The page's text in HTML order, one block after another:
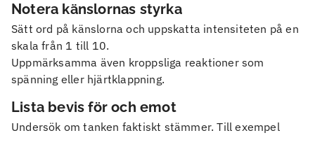
Notera känslornas styrka
Sätt ord på känslorna och uppskatta intensiteten på en
skala från 1 till 10.
Uppmärksamma även kroppsliga reaktioner som
spänning eller hjärtklappning.
Lista bevis för och emot
Undersök om tanken faktiskt stämmer. Till exempel